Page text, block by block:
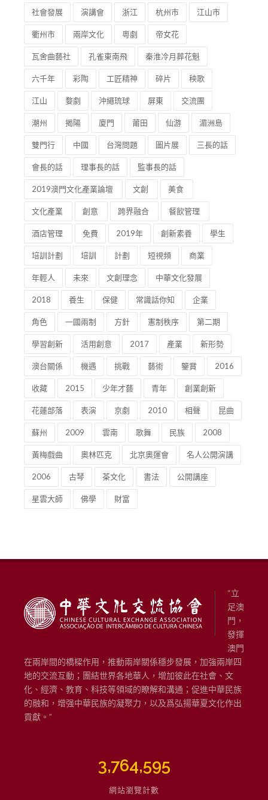
社會發展 演講會 浙江 杭州市 江山市
衢州市 兩岸文化 粵劇 帝女花
瓦舍曲藝社 孔雀東南飛 秦淮冷月葬花魁
六千年 彩陶 工匠精神 碎片 秧歌
江山 婺劇 沖繩琉球 屏東 交流團
潮州 揭陽 廈門 莆田 仙游 湄洲島
雙門行 中國 台灣問題 圖片展 三長的話
會長的話 理事長的話 監事長的話
2019澳門文化產業論壇 文創 美食
文化產業 創意 跨界融合 餐飲管理
酒店管理 免費 2019年 創新素養 學生
培訓計劃 培訓 計劃 短視頻 商業
年輕人 未來 文創理念 中華文化發展
2018 養生 保健 常識話你知 企業
角色 一國兩制 方針 憲制秩序 第二期
學習創新 活用創意 2017 產業 新形勢
澳台關係 機遇 挑戰 藝術 鑒賞 2016
收藏 2015 少年才藝 青年 創業創新
花蓮部落 表演 京劇 2010 相聲 昆曲
蘇州 2009 雲南 歌舞 民族 2008
黃梅戲曲 奧林匹克 北京奧運會 名人公開演講
2006 古琴 茶文化 書法 公開講座
星雲大師 佛學 財富
“立
足澳
門，
發揮
澳門
在兩岸間的橋樑作用，推動兩岸關係穩步發展，加強兩岸四
地的交流互動；團結世界各地華人，增加彼此在社會、文
化、經濟、教育、科技等領域的瞭解和溝通；促進中華民族
的融和，增强中華民族的凝聚力，以及爲弘揚華夏文化作出
貢獻。”
3,764,595
網站瀏覽計數